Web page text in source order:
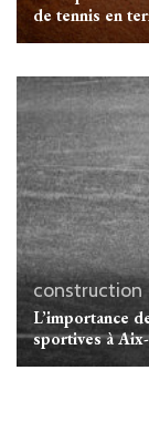
de tennis en
construction
L’importance
sportives à